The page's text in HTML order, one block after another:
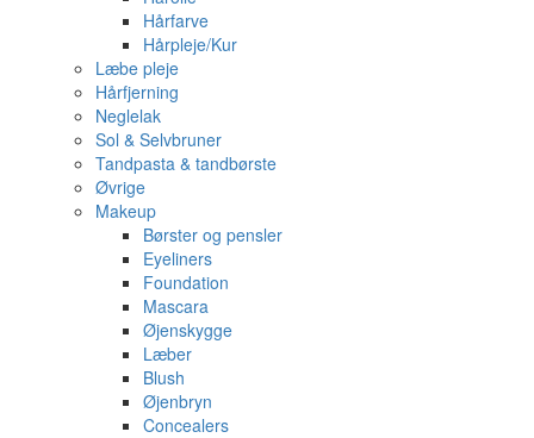
Hårfarve
Hårpleje/Kur
Læbe pleje
Hårfjerning
Neglelak
Sol & Selvbruner
Tandpasta & tandbørste
Øvrige
Makeup
Børster og pensler
Eyeliners
Foundation
Mascara
Øjenskygge
Læber
Blush
Øjenbryn
Concealers